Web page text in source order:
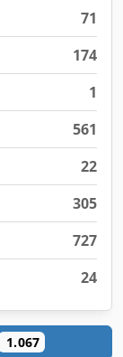
71
174
1
561
22
305
727
24
1.067